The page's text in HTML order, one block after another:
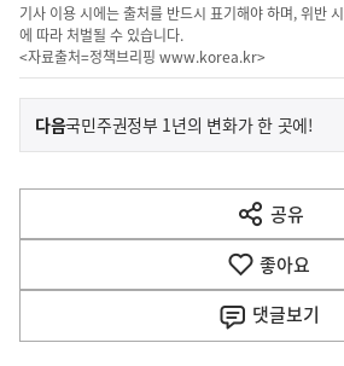
기사 이용 시에는 출처를 반드시 표기해야 하며, 위반 시
에 따라 처벌될 수 있습니다.
<자료출처=정책브리핑 www.korea.kr>
이
전
다
음
다음기
국민주권정부 1년의 변화가 한 곳에!
공유
열
기
좋아요
댓글보기